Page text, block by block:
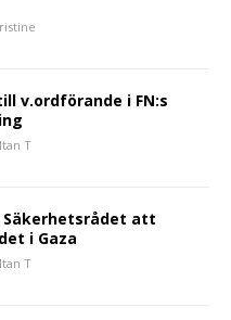
v.ordförande i FN:s
T
Säkerhetsrådet att
i Gaza
T